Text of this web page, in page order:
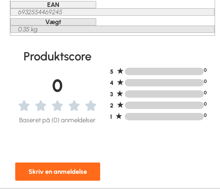
EAN
6932554469245
Vægt
0.35 kg
Produktscore
0
Baseret på (0) anmeldelser
Skriv en anmeldelse
5 ★ 0
4 ★ 0
3 ★ 0
2 ★ 0
1 ★ 0